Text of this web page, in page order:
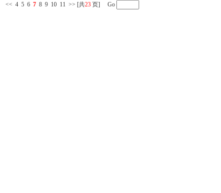
<< 4 5 6 7 8 9 10 11 >> [共23 页] Go